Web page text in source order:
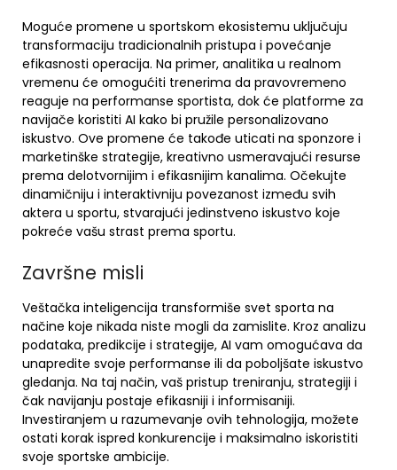
Moguće promene u sportskom ekosistemu uključuju
transformaciju tradicionalnih pristupa i povećanje
efikasnosti operacija. Na primer, analitika u realnom
vremenu će omogućiti trenerima da pravovremeno
reaguje na performanse sportista, dok će platforme za
navijače koristiti AI kako bi pružile personalizovano
iskustvo. Ove promene će takođe uticati na sponzore i
marketinške strategije, kreativno usmeravajući resurse
prema delotvornijim i efikasnijim kanalima. Očekujte
dinamičniju i interaktivniju povezanost između svih
aktera u sportu, stvarajući jedinstveno iskustvo koje
pokreće vašu strast prema sportu.
Završne misli
Veštačka inteligencija transformiše svet sporta na
načine koje nikada niste mogli da zamislite. Kroz analizu
podataka, predikcije i strategije, AI vam omogućava da
unapredite svoje performanse ili da poboljšate iskustvo
gledanja. Na taj način, vaš pristup treniranju, strategiji i
čak navijanju postaje efikasniji i informisaniji.
Investiranjem u razumevanje ovih tehnologija, možete
ostati korak ispred konkurencije i maksimalno iskoristiti
svoje sportske ambicije.